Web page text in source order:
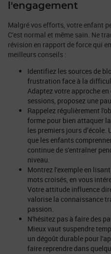
l'engagement
Malgré vos efforts, votre enfant
C'est normal et même sain. Ne
révision en rapport de force qui
meilleurs conseils :
Identifiez les sources de
frustration face à la
Adaptez votre approche
sessions, proposez une
Rappelez régulièrement
forme pour bien attaquer
les premiers jours
que les enfants
continue de s'entraîner
niveau.
Montrez l'exemple en
mots croisés, en vous
Votre attitude influence
valorise la connaissance
passion.
N'hésitez pas à faire des
Mieux vaut suspendre
un dégoût durable pour
faire reprendre dans